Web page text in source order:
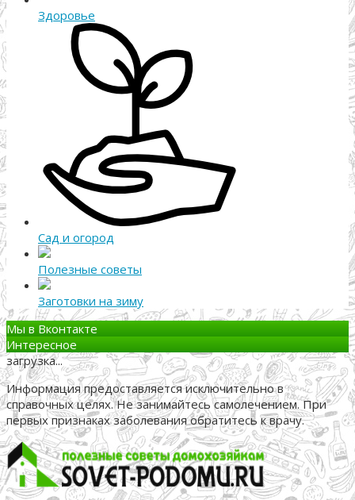
Здоровье
Сад и огород
Полезные советы
Заготовки на зиму
Мы в Вконтакте
Интересное
загрузка...
Информация предоставляется исключительно в
справочных целях. Не занимайтесь самолечением. При
первых признаках заболевания обратитесь к врачу.